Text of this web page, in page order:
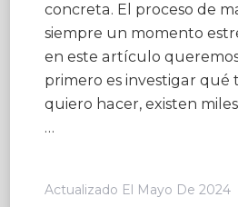
concreta. El proceso de
siempre un momento
en este artículo
primero es investigar qué
quiero hacer, existen
…
Actualizado El Mayo De 2024